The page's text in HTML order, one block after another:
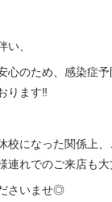
、
心のため、感染症
ります‼︎
校になった関係上
連れでのご来店も
さいませ◎